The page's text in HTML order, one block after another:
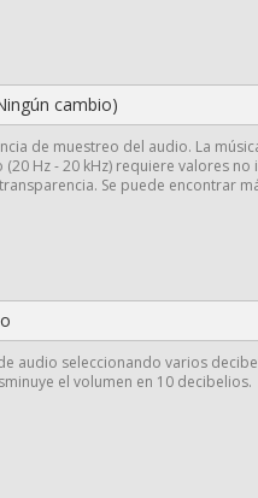
cambio)
de muestreo del audio. La
Hz - 20 kHz) requiere valores no
Se puede encontrar
audio seleccionando varios
el volumen en 10 decibelios.